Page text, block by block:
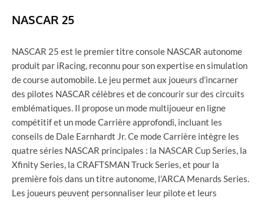
NASCAR 25
NASCAR 25 est le premier titre console NASCAR autonome
produit par iRacing, reconnu pour son expertise en simulation
de course automobile. Le jeu permet aux joueurs d’incarner
des pilotes NASCAR célèbres et de concourir sur des circuits
emblématiques. Il propose un mode multijoueur en ligne
compétitif et un mode Carrière approfondi, incluant les
conseils de Dale Earnhardt Jr. Ce mode Carrière intègre les
quatre séries NASCAR principales : la NASCAR Cup Series, la
Xfinity Series, la CRAFTSMAN Truck Series, et pour la
première fois dans un titre autonome, l’ARCA Menards Series.
Les joueurs peuvent personnaliser leur pilote et leurs